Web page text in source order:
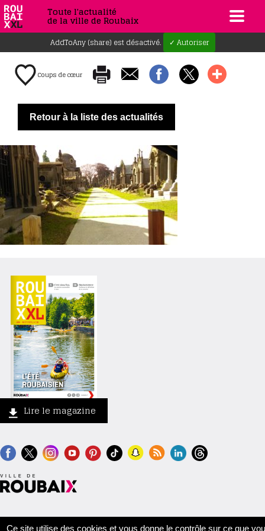
Toute l'actualité
de la ville de Roubaix
AddToAny (share) est désactivé. ✓ Autoriser
Coups de cœur
Retour à la liste des actualités
Lire le magazine
Contact Crédits Mentions légales Accessibilité
Ce site utilise des cookies et vous donne le contrôle sur ce que